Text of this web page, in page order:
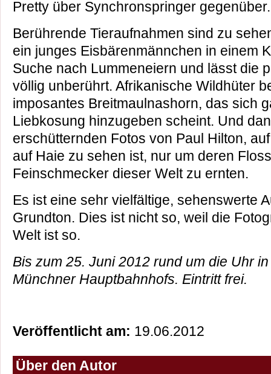
Pretty über Synchronspringer gegenüber.
Berührende Tieraufnahmen sind zu
ein junges Eisbärenmännchen in einem
Suche nach Lummeneiern und lässt die
völlig unberührt. Afrikanische Wildhüter
imposantes Breitmaulnashorn, das sich
Liebkosung hinzugeben scheint. Und
erschütternden Fotos von Paul Hilton,
auf Haie zu sehen ist, nur um deren
Feinschmecker dieser Welt zu ernten.
Es ist eine sehr vielfältige, sehenswerte
Grundton. Dies ist nicht so, weil die
Welt ist so.
Bis zum 25. Juni 2012 rund um die Uhr
Münchner Hauptbahnhofs. Eintritt frei.
Veröffentlicht am: 19.06.2012
Über den Autor